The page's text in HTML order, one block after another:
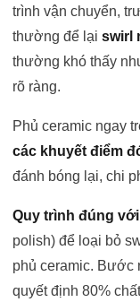
trình vận chuyển,
thường để lại swirl
thường khó thấy
rõ ràng.
Phủ ceramic ngay
các khuyết điểm
đánh bóng lại, chi
Quy trình đúng
polish) để loại bỏ
phủ ceramic. Bước
quyết định 80%